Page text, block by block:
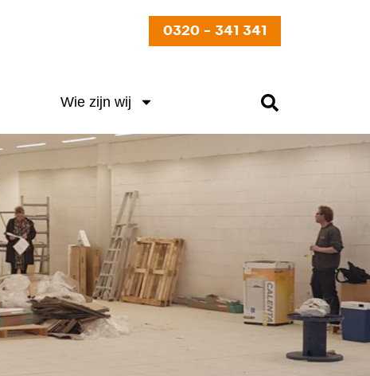
0320 - 341 341
Wie zijn wij